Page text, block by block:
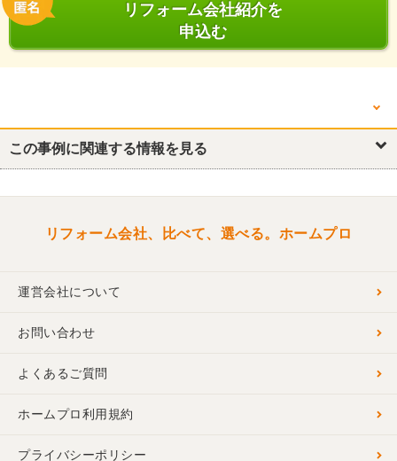
リフォーム会社紹介を
申込む
他の箇所を見る
キッチン・台所 浴室・ユニットバス 洗面所・脱衣所
この事例に関連する情報を見る
リフォーム会社、比べて、選べる。ホームプロ
運営会社について
お問い合わせ
よくあるご質問
ホームプロ利用規約
プライバシーポリシー